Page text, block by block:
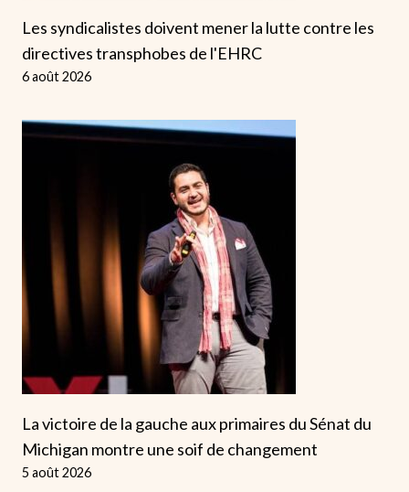
Les syndicalistes doivent mener la lutte contre les
directives transphobes de l'EHRC
6 août 2026
La victoire de la gauche aux primaires du Sénat du
Michigan montre une soif de changement
5 août 2026